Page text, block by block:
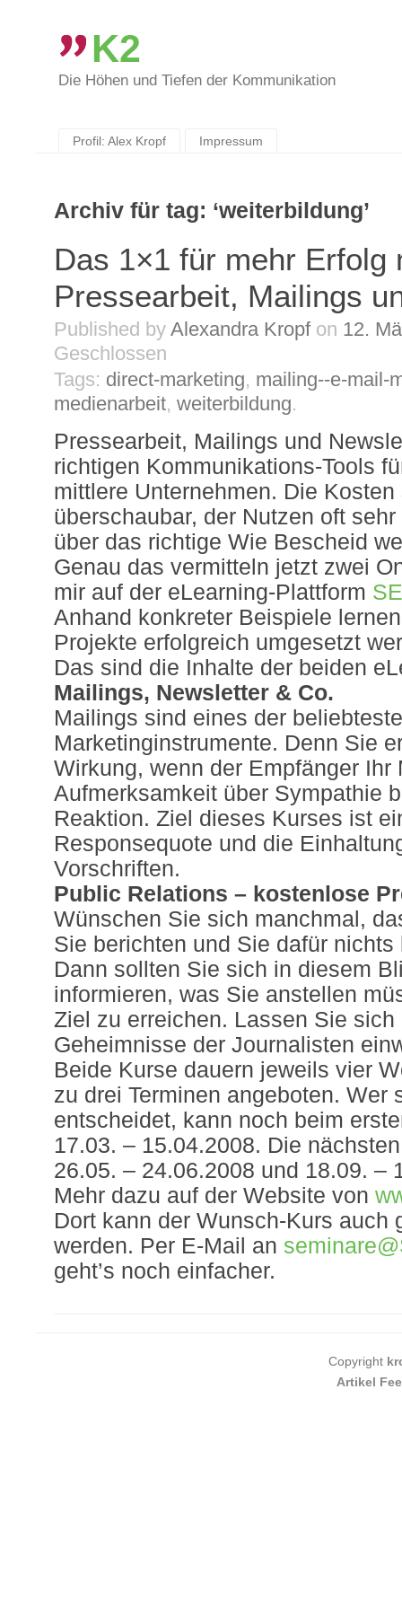
K2
Die Höhen und Tiefen der Kommunikation
Profil: Alex Kropf
Impressum
Archiv für tag: ‘weiterbildung’
Das 1×1 für mehr Erfolg
Pressearbeit, Mailings
Published by Alexandra Kropf on 12.
Geschlossen
Tags: direct-marketing, mailing--e-mail-
medienarbeit, weiterbildung.
Pressearbeit, Mailings und
richtigen Kommunikations-Tools
mittlere Unternehmen. Die Kosten
überschaubar, der Nutzen oft
über das richtige Wie Bescheid
Genau das vermitteln jetzt zwei
mir auf der eLearning-Plattform
Anhand konkreter Beispiele
Projekte erfolgreich umgesetzt
Das sind die Inhalte der beiden
Mailings, Newsletter & Co.
Mailings sind eines der
Marketinginstrumente. Denn Sie
Wirkung, wenn der Empfänger Ihr
Aufmerksamkeit über Sympathie
Reaktion. Ziel dieses Kurses ist
Responsequote und die
Vorschriften.
Public Relations – kostenlose
Wünschen Sie sich manchmal,
Sie berichten und Sie dafür
Dann sollten Sie sich in diesem
informieren, was Sie anstellen
Ziel zu erreichen. Lassen Sie
Geheimnisse der Journalisten
Beide Kurse dauern jeweils vier
zu drei Terminen angeboten. Wer
entscheidet, kann noch beim
17.03. – 15.04.2008. Die
26.05. – 24.06.2008 und 18.09. –
Mehr dazu auf der Website von
Dort kann der Wunsch-Kurs auch
werden. Per E-Mail an
geht’s noch einfacher.
Copyright
Artikel